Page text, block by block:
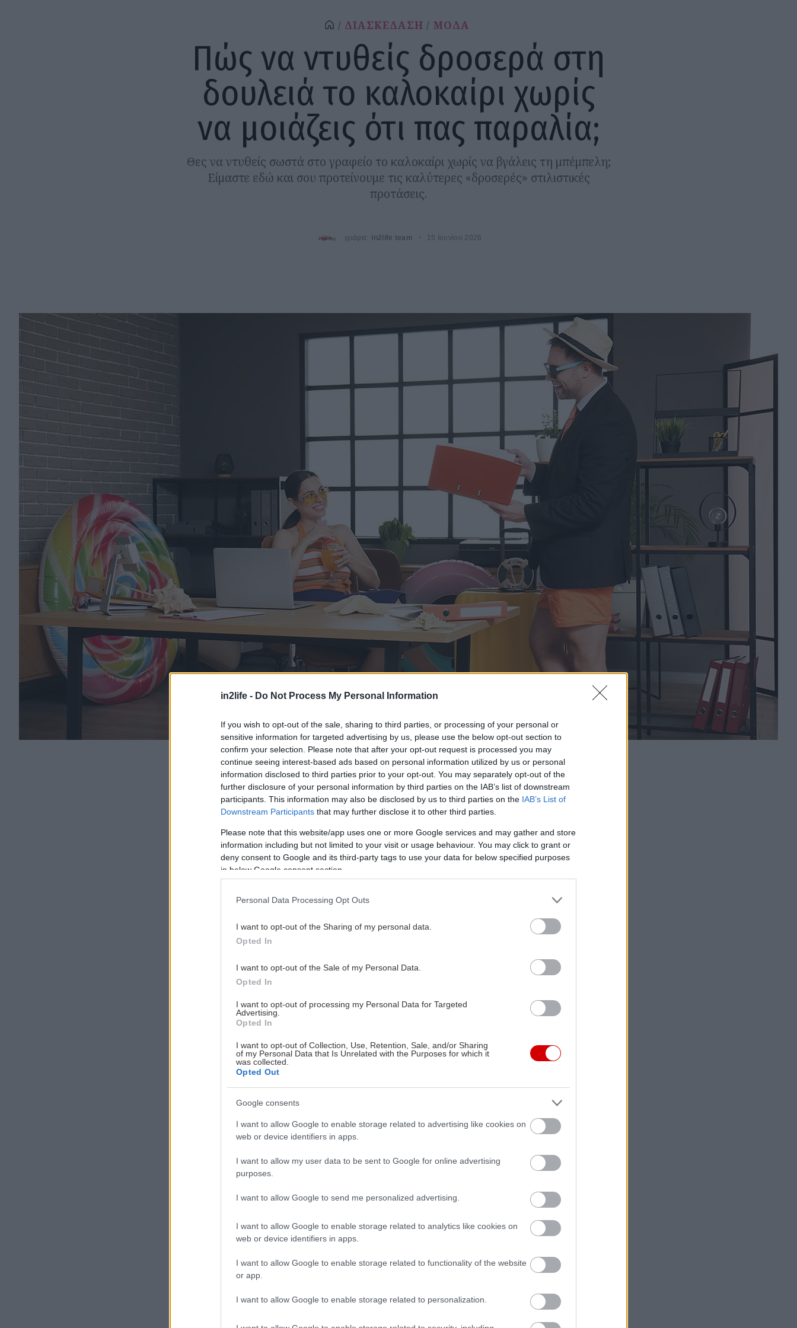
in2life - Do Not Process My Personal Information
If you wish to opt-out of the sale, sharing to third parties, or processing of your personal or
sensitive information for targeted advertising by us, please use the below opt-out section to
confirm your selection. Please note that after your opt-out request is processed you may
continue seeing interest-based ads based on personal information utilized by us or personal
information disclosed to third parties prior to your opt-out. You may separately opt-out of the
further disclosure of your personal information by third parties on the IAB’s list of downstream
participants. This information may also be disclosed by us to third parties on the IAB’s List of
Downstream Participants that may further disclose it to other third parties.
Please note that this website/app uses one or more Google services and may gather and store
information including but not limited to your visit or usage behaviour. You may click to grant or
deny consent to Google and its third-party tags to use your data for below specified purposes
in below Google consent section.
Personal Data Processing Opt Outs
I want to opt-out of the Sharing of my personal data.
Opted In
I want to opt-out of the Sale of my Personal Data.
Opted In
I want to opt-out of processing my Personal Data for Targeted
Advertising.
Opted In
I want to opt-out of Collection, Use, Retention, Sale, and/or Sharing
of my Personal Data that Is Unrelated with the Purposes for which it
was collected.
Opted Out
Google consents
I want to allow Google to enable storage related to advertising like cookies on
web or device identifiers in apps.
I want to allow my user data to be sent to Google for online advertising
purposes.
I want to allow Google to send me personalized advertising.
I want to allow Google to enable storage related to analytics like cookies on
web or device identifiers in apps.
I want to allow Google to enable storage related to functionality of the website
or app.
I want to allow Google to enable storage related to personalization.
ΔΙΑΣΚΕΔΑΣΗ ΜΟΔΑ
Πώς να ντυθείς δροσερά στη
δουλειά το καλοκαίρι χωρίς
να μοιάζεις ότι πας παραλία;
Θες να ντυθείς σωστά στο γραφείο το καλοκαίρι χωρίς να βγάλεις τη μπέμπελη;
Είμαστε εδώ και σου προτείνουμε τις καλύτερες «δροσερές» στιλιστικές
προτάσεις.
γράφει: in2life team 15 Ιουνίου 2026
Τ
ο καλοκαίρι στο γραφείο είναι από μόνο του ένα μικρό στιλιστικό
σταυρόλεξο. Έξω έχει ζέστη, μέσα ο
ζακετούλα, στη διαδρομή ιδρώνεις πριν καν φτάσεις και, παρ’ όλα
σε μπιτσόμπαρο.
Το καλό νέο είναι πως υπάρχει τρόπος να ντυθείς δροσερά, άνετα και κομψά, χωρίς
να ξεφύγεις από το επαγγελματικό πλαίσιο. Πώς το κάνεις;
Η ζέστη δεν καταργεί τους κανόνες ντυσίματος